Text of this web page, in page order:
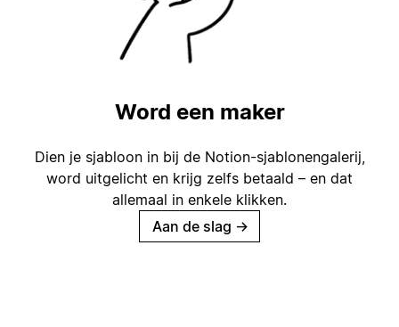
Word een maker
Dien je sjabloon in bij de Notion-sjablonengalerij,
word uitgelicht en krijg zelfs betaald – en dat
allemaal in enkele klikken.
Aan de slag →